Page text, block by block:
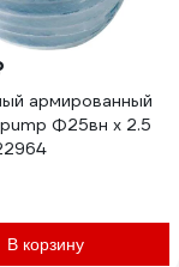
армированный
Ф25вн х 2.5
В корзину